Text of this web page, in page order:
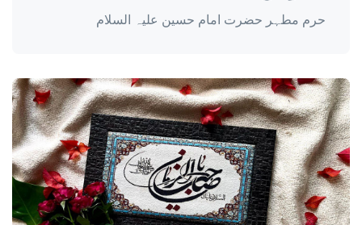
حرم مطہر حضرت امام حسین علیہ السلام
واحة المرأة
منذ سنتين